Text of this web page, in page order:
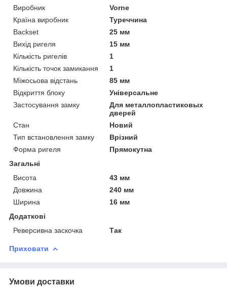
Виробник
Vorne
Країна виробник
Туреччина
Backset
25 мм
Вихід ригеля
15 мм
Кількість ригелів
1
Кількість точок замикання
1
Міжосьова відстань
85 мм
Відкриття блоку
Універсальне
Застосування замку
Для металлопластиковых
дверей
Стан
Новий
Тип встановлення замку
Врізний
Форма ригеля
Прямокутна
Загальні
Висота
43 мм
Довжина
240 мм
Ширина
16 мм
Додаткові
Реверсивна заскочка
Так
Приховати
Умови доставки